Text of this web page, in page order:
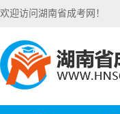
欢迎访问湖南省成考网！